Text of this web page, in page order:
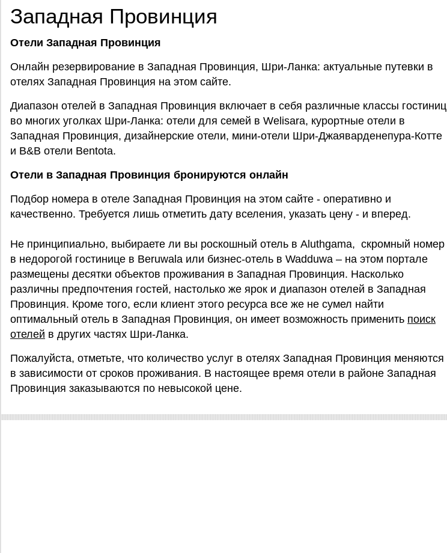
Западная Провинция
Отели Западная Провинция
Онлайн резервирование в Западная Провинция, Шри-Ланка: актуальные путевки в
отелях Западная Провинция на этом сайте.
Диапазон отелей в Западная Провинция включает в себя различные классы гостиниц
во многих уголках Шри-Ланка: отели для семей в Welisara, курортные отели в
Западная Провинция, дизайнерские отели, мини-отели Шри-Джаяварденепура-Котте
и B&В отели Bentota.
Отели в Западная Провинция бронируются онлайн
Подбор номера в отеле Западная Провинция на этом сайте - оперативно и
качественно. Требуется лишь отметить дату вселения, указать цену - и вперед.
Не принципиально, выбираете ли вы роскошный отель в Aluthgama, скромный номер
в недорогой гостинице в Beruwala или бизнес-отель в Wadduwa – на этом портале
размещены десятки объектов проживания в Западная Провинция. Насколько
различны предпочтения гостей, настолько же ярок и диапазон отелей в Западная
Провинция. Кроме того, если клиент этого ресурса все же не сумел найти
оптимальный отель в Западная Провинция, он имеет возможность применить поиск
отелей в других частях Шри-Ланка.
Пожалуйста, отметьте, что количество услуг в отелях Западная Провинция меняются
в зависимости от сроков проживания. В настоящее время отели в районе Западная
Провинция заказываются по невысокой цене.